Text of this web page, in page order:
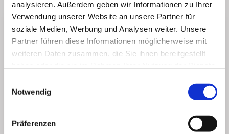
analysieren. Außerdem geben wir Informationen zu Ihrer
Verwendung unserer Website an unsere Partner für
soziale Medien, Werbung und Analysen weiter. Unsere
Partner führen diese Informationen möglicherweise mit
weiteren Daten zusammen, die Sie ihnen bereitgestellt
Notwendig
Präferenzen
Julius Wilhelm Pott (1777-1813), Arzt